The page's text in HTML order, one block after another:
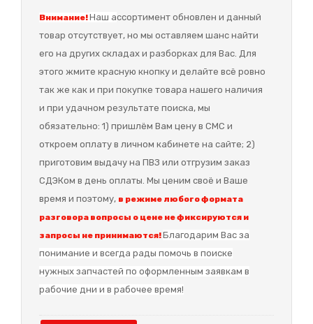
Внимание!Наш ассортимент обновлен и данный
товар отсутствует, но мы оставляем шанс найти
его на других складах и разборках для Вас. Для
этого жмите красную кнопку и делайте всё ровно
так же как и при покупке товара нашего наличия
и при удачном результате поиска, мы
обязательно: 1) пришлём Вам цену в СМС и
откроем оплату в личном кабинете на сайте; 2)
приготовим выдачу на ПВЗ или отгрузим заказ
СДЭКом в день оплаты. Мы ценим своё и Ваше
время и поэтому, в режиме любого формата
разговора вопросы о цене не фиксируются и
запросы не принимаются!Благодарим Вас за
понимание и всегда рады помочь в поиске
нужных запчастей по оформленным заявкам в
рабочие дни и в рабочее время!